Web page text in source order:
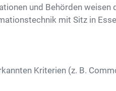
und Behörden
mit Sitz in
Kriterien (z. B.